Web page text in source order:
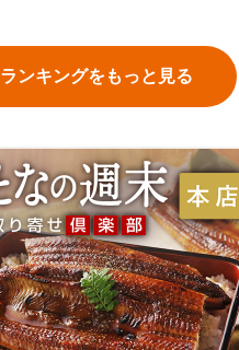
ランキングをもっと見る